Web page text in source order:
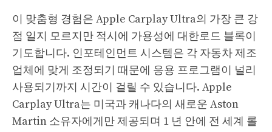
이 맞춤형 경험은 Apple Carplay Ultra의 가장 큰 강
점 일지 모르지만 적시에 가용성에 대한로드 블록이
기도합니다. 인포테인먼트 시스템은 각 자동차 제조
업체에 맞게 조정되기 때문에 응용 프로그램이 널리
사용되기까지 시간이 걸릴 수 있습니다. Apple
Carplay Ultra는 미국과 캐나다의 새로운 Aston
Martin 소유자에게만 제공되며 1 년 안에 전 세계 롤